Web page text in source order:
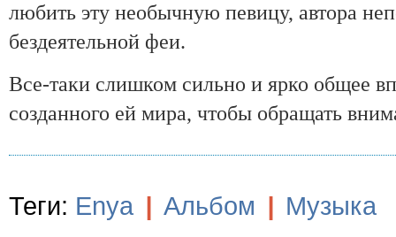
любить эту необычную певицу, автора
бездеятельной феи.
Все-таки слишком сильно и ярко общее
созданного ей мира, чтобы обращать
Теги: Enya | Альбом | Музыка